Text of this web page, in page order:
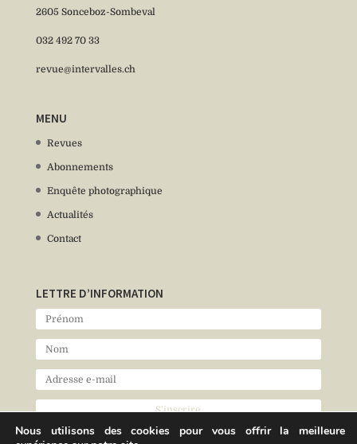
2605 Sonceboz-Sombeval
032 492 70 33
revue@intervalles.ch
MENU
Revues
Abonnements
Enquête photographique
Actualités
Contact
LETTRE D’INFORMATION
Nous utilisons des cookies pour vous offrir la meilleure